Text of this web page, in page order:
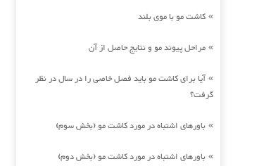
» کاشت مو با موی بلند
» مراحل پیوند مو و نتایج حاصل از آن
»آیا برای کاشت مو باید فصل خاصی را در سال در نظر
گرفت؟
» باورهای اشتباه در مورد کاشت مو (بخش سوم)
» باورهای اشتباه در مورد کاشت مو (بخش دوم)